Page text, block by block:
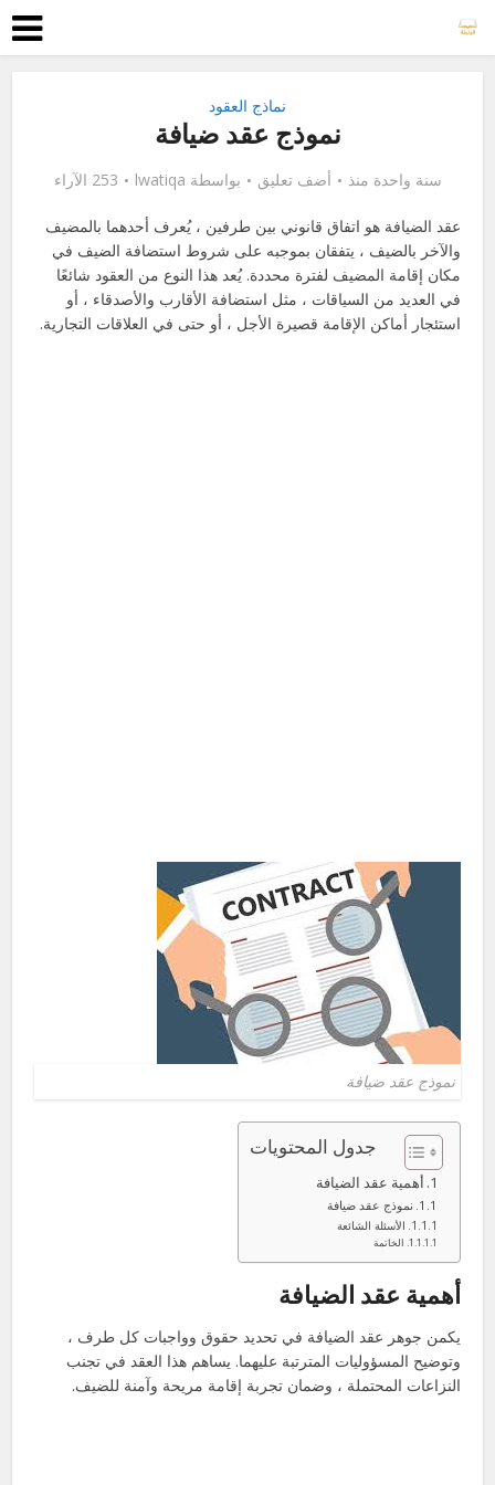
نماذج العقود
نموذج عقد ضيافة
سنة واحدة منذ أضف تعليق بواسطة lwatiqa 253 الآراء
عقد الضيافة هو اتفاق قانوني بين طرفين ، يُعرف أحدهما بالمضيف
والآخر بالضيف ، يتفقان بموجبه على شروط استضافة الضيف في
مكان إقامة المضيف لفترة محددة. يُعد هذا النوع من العقود شائعًا
في العديد من السياقات ، مثل استضافة الأقارب والأصدقاء ، أو
استئجار أماكن الإقامة قصيرة الأجل ، أو حتى في العلاقات التجارية.
نموذج عقد ضيافة
جدول المحتويات
أهمية عقد الضيافة
نموذج عقد ضيافة
الأسئلة الشائعة
الخاتمة
أهمية عقد الضيافة
يكمن جوهر عقد الضيافة في تحديد حقوق وواجبات كل طرف ،
وتوضيح المسؤوليات المترتبة عليهما. يساهم هذا العقد في تجنب
النزاعات المحتملة ، وضمان تجربة إقامة مريحة وآمنة للضيف.